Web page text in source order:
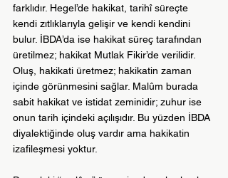
farklıdır. Hegel’de hakikat, tarihî süreçte
kendi zıtlıklarıyla gelişir ve kendi kendini
bulur. İBDA’da ise hakikat süreç tarafından
üretilmez; hakikat Mutlak Fikir’de verilidir.
Oluş, hakikati üretmez; hakikatin zaman
içinde görünmesini sağlar. Malûm burada
sabit hakikat ve istidat zeminidir; zuhur ise
onun tarih içindeki açılışıdır. Bu yüzden İBDA
diyalektiğinde oluş vardır ama hakikatin
izafileşmesi yoktur.